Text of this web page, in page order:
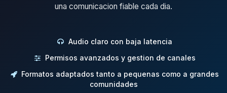
una comunicacion fiable cada dia.
Audio claro con baja latencia
Permisos avanzados y gestion de canales
Formatos adaptados tanto a pequenas como a grandes
comunidades